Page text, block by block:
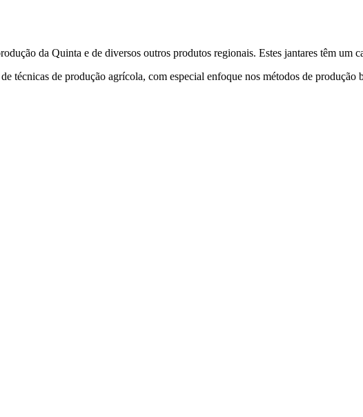
da Quinta e de diversos outros produtos regionais. Estes jantares têm um
técnicas de produção agrícola, com especial enfoque nos métodos de produção